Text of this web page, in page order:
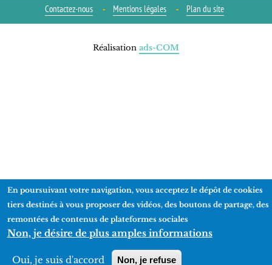
Contactez-nous Mentions légales Plan du site
Réalisation ads-COM
En poursuivant votre navigation, vous acceptez le dépôt de cookies
tiers destinés à vous proposer des vidéos, des boutons de partage, des
remontées de contenus de plateformes sociales
Non, je désire de plus amples informations
Oui, je suis d'accord Non, je refuse